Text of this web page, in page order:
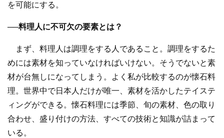
を可能にする。
──料理人に不可欠の要素とは？
まず、料理人は調理をする人であること。調理をするた
めには素材を知っていなければいけない。そうでないと素
材が台無しになってしまう。よく私が比較するのが懐石料
理。世界中で日本人だけが唯一、素材を活かしたテイステ
ィングができる。懐石料理には季節、旬の素材、色の取り
合わせ、盛り付けの方法、すべての技術と知識が詰まって
いる。